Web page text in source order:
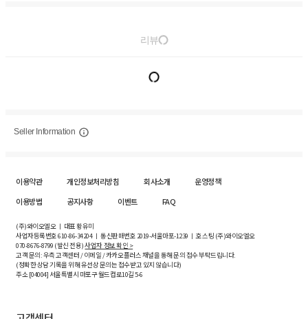
리뷰
Seller Information
이용약관 개인정보처리방침 회사소개
운영정책
이용방법
공지사항 이벤트 FAQ
(주)와이오엘오 ㅣ 대표 황유미
사업자등록번호610-86-34204ㅣ 통신판매번호 2019-서울마포-1239 ㅣ 호스팅 (주)와이오엘오
070-8676-8799 (발신 전용)사업자 정보 확인 >
고객 문의: 우측 고객센터 / 이메일 / 카카오플러스 채널을 통해 문의 접수 부탁드립니다.
(정확한 상담 기록을 위해 유선상 문의는 접수받고 있지 않습니다)
주소 [04004] 서울특별시 마포구 월드컵로10길5-6